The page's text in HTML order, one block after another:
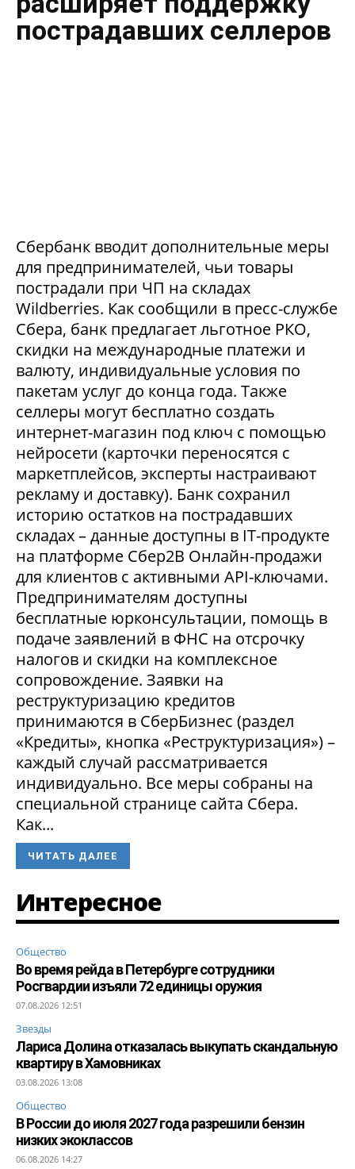
пострадавших селлеров
Сбербанк вводит дополнительные меры
для предпринимателей, чьи товары
пострадали при ЧП на складах
Wildberries. Как сообщили в пресс-службе
Сбера, банк предлагает льготное РКО,
скидки на международные платежи и
валюту, индивидуальные условия по
пакетам услуг до конца года. Также
селлеры могут бесплатно создать
интернет-магазин под ключ с помощью
нейросети (карточки переносятся с
маркетплейсов, эксперты настраивают
рекламу и доставку). Банк сохранил
историю остатков на пострадавших
складах – данные доступны в IT-продукте
на платформе Сбер2В Онлайн-продажи
для клиентов с активными API-ключами.
Предпринимателям доступны
бесплатные юрконсультации, помощь в
подаче заявлений в ФНС на отсрочку
налогов и скидки на комплексное
сопровождение. Заявки на
реструктуризацию кредитов
принимаются в СберБизнес (раздел
«Кредиты», кнопка «Реструктуризация») –
каждый случай рассматривается
индивидуально. Все меры собраны на
специальной странице сайта Сбера.
Как...
ЧИТАТЬ ДАЛЕЕ
Интересное
Общество
Во время рейда в Петербурге сотрудники
Росгвардии изъяли 72 единицы оружия
07.08.2026 12:51
Звезды
Лариса Долина отказалась выкупать скандальную
квартиру в Хамовниках
03.08.2026 13:08
Общество
В России до июля 2027 года разрешили бензин
низких экоклассов
06.08.2026 14:27